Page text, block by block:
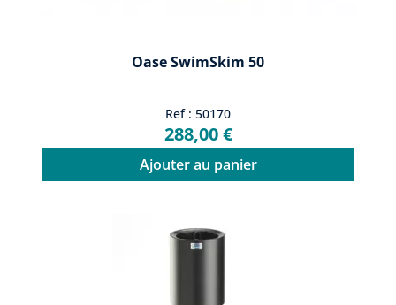
Oase SwimSkim 50
Ref : 50170
288,00 €
Ajouter au panier